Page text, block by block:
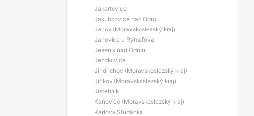
Jakartovice
Jakubčovice nad Odrou
Janov (Moravskoslezský kraj)
Janovice u Rýmařova
Jeseník nad Odrou
Jezdkovice
Jindřichov (Moravskoslezský kraj)
Jiříkov (Moravskoslezský kraj)
Jistebník
Kaňovice (Moravskoslezský kraj)
Karlova Studánka